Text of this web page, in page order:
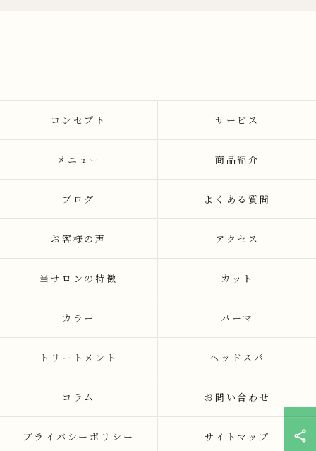
コンセプト サービス
メニュー 商品紹介
ブログ よくある質問
お客様の声 アクセス
当サロンの特徴 カット
カラー パーマ
トリートメント ヘッドスパ
コラム お問い合わせ
プライバシーポリシー サイトマップ